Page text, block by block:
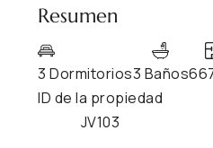
Resumen
3 Dormitorios3 Baños
ID de la propiedad
JV103